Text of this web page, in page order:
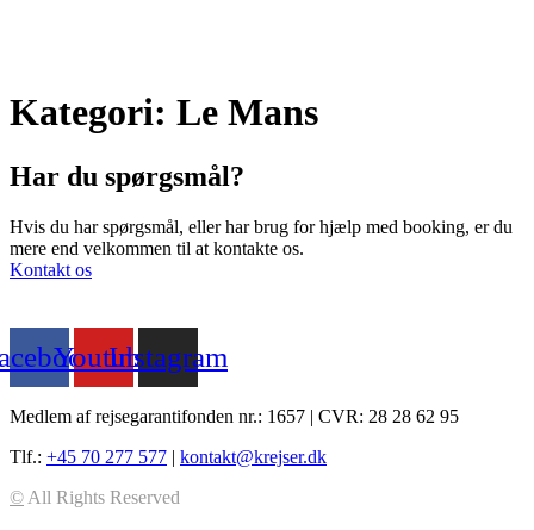
Kategori: Le Mans
Har du spørgsmål?
Hvis du har spørgsmål, eller har brug for hjælp med booking, er du
mere end velkommen til at kontakte os.
Kontakt os
YoutubeInstagram
Medlem af rejsegarantifonden nr.: 1657 | CVR: 28 28 62 95
Tlf.: +45 70 277 577 | kontakt@krejser.dk
© All Rights Reserved